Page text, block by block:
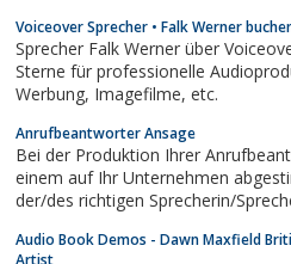
Voiceover Sprecher • Falk Werner
Sprecher Falk Werner über
Sterne für professionelle
Werbung, Imagefilme, etc.
Anrufbeantworter Ansage
Bei der Produktion Ihrer
einem auf Ihr Unternehmen
der/des richtigen Sprecherin/
Audio Book Demos - Dawn Maxfield
Artist